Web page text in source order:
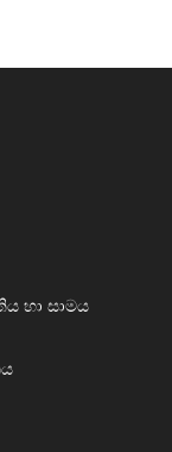
හා සාමය